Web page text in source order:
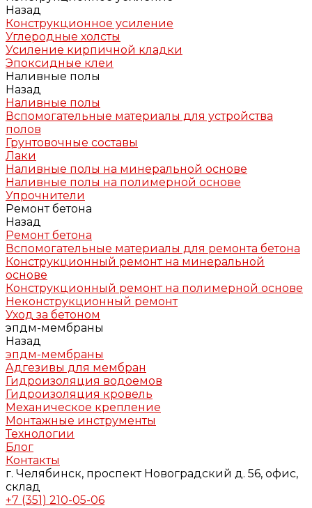
Назад
Конструкционное усиление
Углеродные холсты
Усиление кирпичной кладки
Эпоксидные клеи
Наливные полы
Назад
Наливные полы
Вспомогательные материалы для устройства
полов
Грунтовочные составы
Лаки
Наливные полы на минеральной основе
Наливные полы на полимерной основе
Упрочнители
Ремонт бетона
Назад
Ремонт бетона
Вспомогательные материалы для ремонта бетона
Конструкционный ремонт на минеральной
основе
Конструкционный ремонт на полимерной основе
Неконструкционный ремонт
Уход за бетоном
эпдм-мембраны
Назад
эпдм-мембраны
Адгезивы для мембран
Гидроизоляция водоемов
Гидроизоляция кровель
Механическое крепление
Монтажные инструменты
Технологии
Блог
Контакты
г. Челябинск, проспект Новоградский д. 56, офис,
склад
+7 (351) 210-05-06